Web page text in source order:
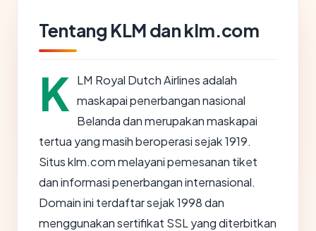
Tentang KLM dan klm.com
K LM Royal Dutch Airlines adalah
maskapai penerbangan nasional
Belanda dan merupakan maskapai
tertua yang masih beroperasi sejak 1919.
Situs klm.com melayani pemesanan tiket
dan informasi penerbangan internasional.
Domain ini terdaftar sejak 1998 dan
menggunakan sertifikat SSL yang diterbitkan